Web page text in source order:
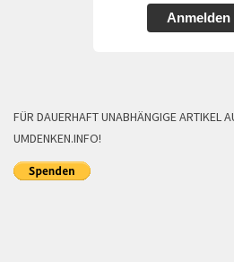
Anmelden
FÜR DAUERHAFT UNABHÄNGIGE ARTIKEL
UMDENKEN.INFO!